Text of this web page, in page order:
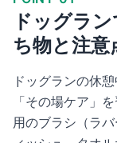
ドッグラ
ち物と注意
ドッグランの休
「その場ケア」
用のブラシ（ラ